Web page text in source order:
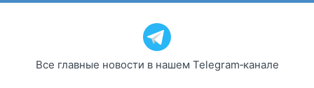
Все главные новости в нашем Telegram‑канале